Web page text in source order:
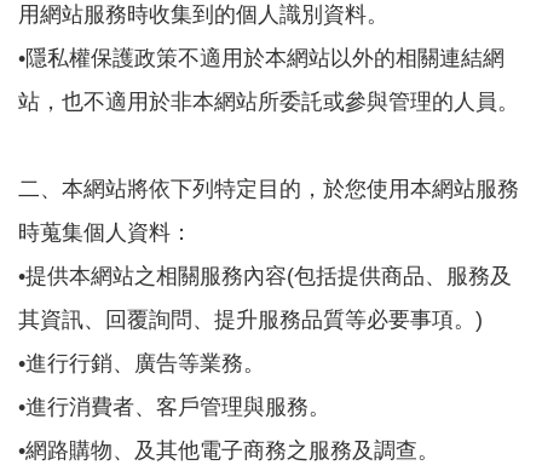
作
止
滑
鞋．
機
用網站服務時收集到的個人識別資料。
•隱私權保護政策不適用於本網站以外的相關連結網
站，也不適用於非本網站所委託或參與管理的人員。
二、本網站將依下列特定目的，於您使用本網站服務
時蒐集個人資料：
•提供本網站之相關服務內容(包括提供商品、服務及
其資訊、回覆詢問、提升服務品質等必要事項。)
•進行行銷、廣告等業務。
•進行消費者、客戶管理與服務。
•網路購物、及其他電子商務之服務及調查。